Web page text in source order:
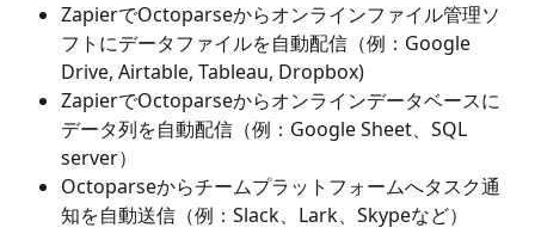
ZapierでOctoparseからオンラインファイル管理ソ
フトにデータファイルを自動配信（例：Google
Drive, Airtable, Tableau, Dropbox)
ZapierでOctoparseからオンラインデータベースに
データ列を自動配信（例：Google Sheet、SQL
server）
Octoparseからチームプラットフォームへタスク通
知を自動送信（例：Slack、Lark、Skypeなど）